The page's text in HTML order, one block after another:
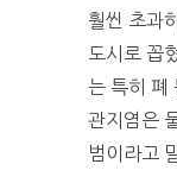
훨씬 초과
도시로 꼽
는 특히 폐
관지염은
범이라고